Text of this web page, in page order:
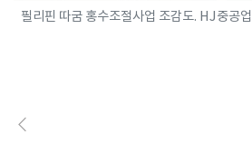
필리핀 따굼 홍수조절사업 조감도. HJ중공